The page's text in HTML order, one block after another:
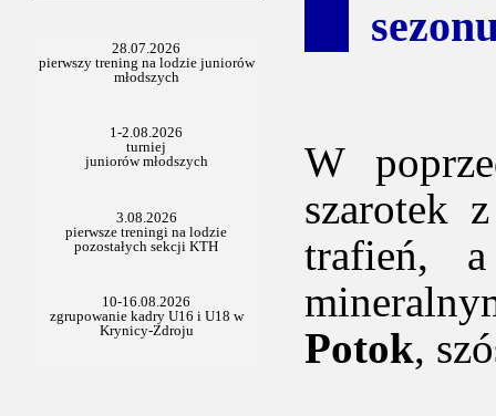
W
szarotek
trafień,
Potok,